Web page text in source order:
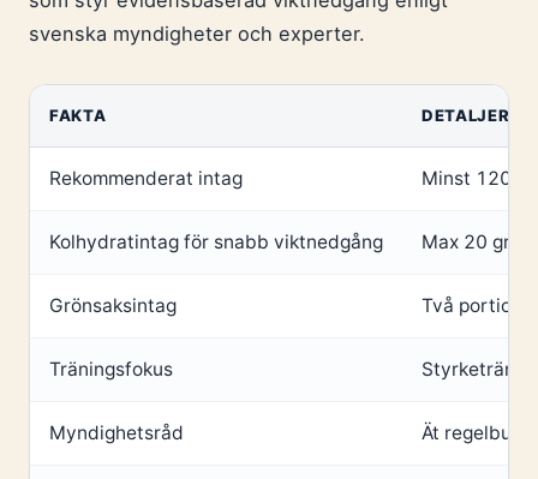
svenska myndigheter och experter.
FAKTA DETALJER
Rekommenderat intag Minst
Kolhydratintag för snabb viktnedgång Max 20
Grönsaksintag Två
Träningsfokus
Myndighetsråd Ät